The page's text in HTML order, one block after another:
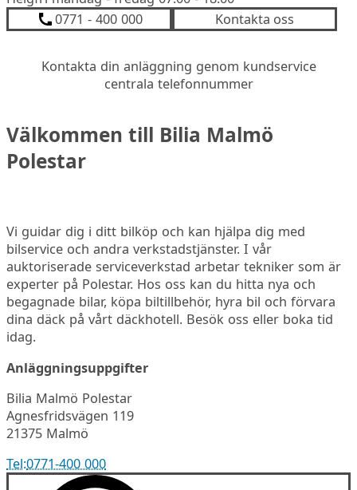
0771 - 400 000
Kontakta oss
Kontakta din anläggning genom kundservice
centrala telefonnummer
Välkommen till Bilia Malmö
Polestar
Vi guidar dig i ditt bilköp och kan hjälpa dig med
bilservice och andra verkstadstjänster. I vår
auktoriserade serviceverkstad arbetar tekniker som är
experter på Polestar. Hos oss kan du hitta nya och
begagnade bilar, köpa biltillbehör, hyra bil och förvara
dina däck på vårt däckhotell. Besök oss eller boka tid
idag.
Anläggningsuppgifter
Bilia Malmö Polestar
Agnesfridsvägen 119
21375 Malmö
Tel:0771-400 000